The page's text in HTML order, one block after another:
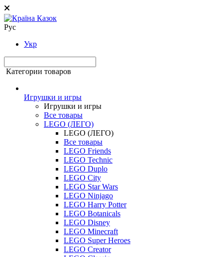
Рус
Укр
Категории товаров
Игрушки и игры
Игрушки и игры
Все товары
LEGO (ЛЕГО)
LEGO (ЛЕГО)
Все товары
LEGO Friends
LEGO Technic
LEGO Duplo
LEGO City
LEGO Star Wars
LEGO Ninjago
LEGO Harry Potter
LEGO Botanicals
LEGO Disney
LEGO Minecraft
LEGO Super Heroes
LEGO Creator